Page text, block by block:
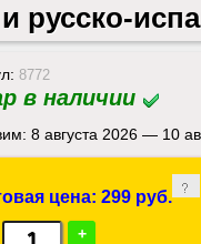
русско-
8772
в наличии
8 августа 2026 — 10
цена: 299 руб.
+